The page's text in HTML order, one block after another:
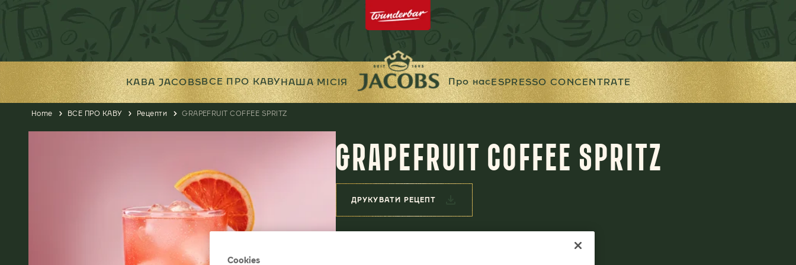
КАВА JACOBSВСЕ ПРО КАВУНАША МІСІЯ Про насESPRESSO CONCENTRATE
Home ВСЕ ПРО КАВУ Рецепти GRAPEFRUIT COFFEE SPRITZ
GRAPEFRUIT COFFEE SPRITZ
ДРУКУВАТИ РЕЦЕПТ
Cookies